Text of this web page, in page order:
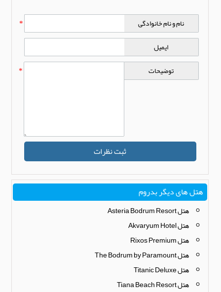
نام و نام خانوادگی *
ایمیل
توضیحات
*
ثبت نظرات
هتل های دیگر بدروم
هتل Asteria Bodrum Resort
هتل Akvaryum Hotel
هتل Rixos Premium
هتل The Bodrum by Paramount
هتل Titanic Deluxe
هتل Tiana Beach Resort